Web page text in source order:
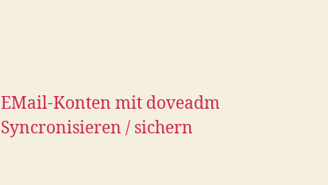
EMail-Konten mit doveadm
Syncronisieren / sichern